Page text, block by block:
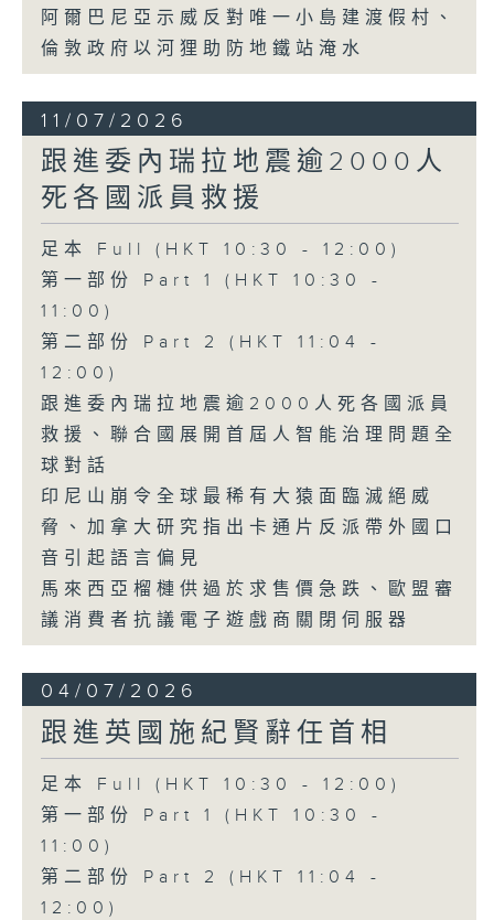
阿爾巴尼亞示威反對唯一小島建渡假村、
倫敦政府以河狸助防地鐵站淹水
11/07/2026
跟進委內瑞拉地震逾2000人
死各國派員救援
足本 Full (HKT 10:30 - 12:00)
第一部份 Part 1 (HKT 10:30 -
11:00)
第二部份 Part 2 (HKT 11:04 -
12:00)
跟進委內瑞拉地震逾2000人死各國派員
救援、聯合國展開首屆人智能治理問題全
球對話
印尼山崩令全球最稀有大猿面臨滅絕威
脅、加拿大研究指出卡通片反派帶外國口
音引起語言偏見
馬來西亞榴槤供過於求售價急跌、歐盟審
議消費者抗議電子遊戲商關閉伺服器
04/07/2026
跟進英國施紀賢辭任首相
足本 Full (HKT 10:30 - 12:00)
第一部份 Part 1 (HKT 10:30 -
11:00)
第二部份 Part 2 (HKT 11:04 -
12:00)